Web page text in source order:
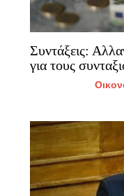
Συντάξεις:
για τους